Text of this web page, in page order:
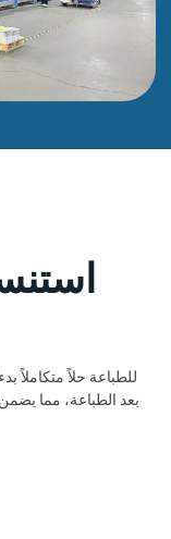
بعد الطباعة، مما